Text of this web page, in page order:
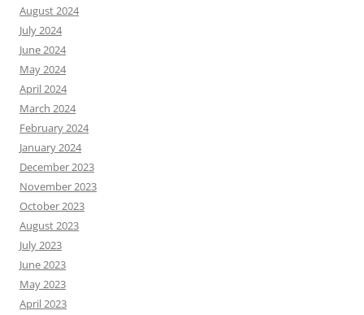
August 2024
July 2024
June 2024
May 2024
April 2024
March 2024
February 2024
January 2024
December 2023
November 2023
October 2023
August 2023
July 2023
June 2023
May 2023
April 2023